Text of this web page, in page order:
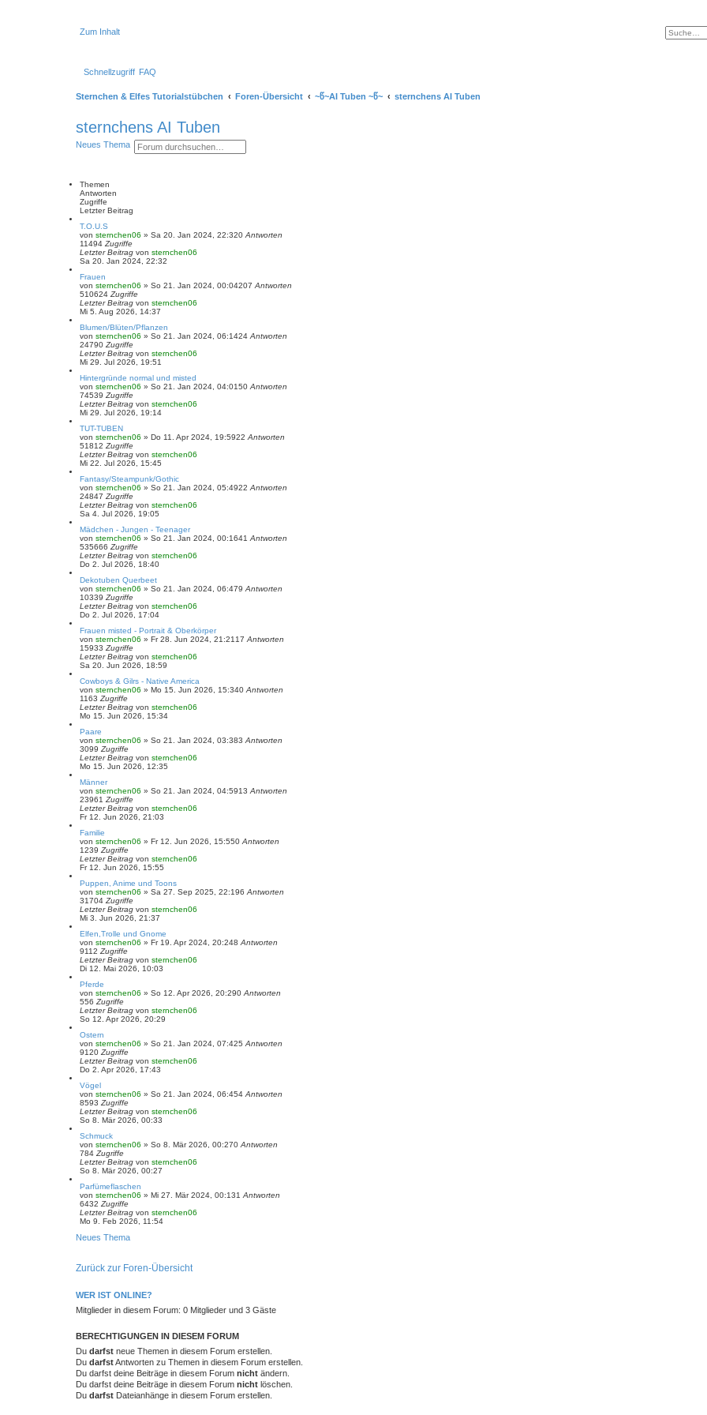
Zum Inhalt
Schnellzugriff FAQ
Sternchen & Elfes Tutorialstübchen Foren-Übersicht ~წ~AI Tuben ~წ~ sternchens AI Tuben
sternchens AI Tuben
Neues Thema S
u
E
r
S
c
h
Themen
Antworten
Zugriffe
Letzter Beitrag
T.O.U.S
von sternchen06 » Sa 20. Jan 2024, 22:320 Antworten
11494 Zugriffe
Letzter Beitrag von sternchen06
Sa 20. Jan 2024, 22:32
Frauen
von sternchen06 » So 21. Jan 2024, 00:04207 Antworten
510624 Zugriffe
Letzter Beitrag von sternchen06
Mi 5. Aug 2026, 14:37
Blumen/Blüten/Pflanzen
von sternchen06 » So 21. Jan 2024, 06:1424 Antworten
24790 Zugriffe
Letzter Beitrag von sternchen06
Mi 29. Jul 2026, 19:51
Hintergründe normal und misted
von sternchen06 » So 21. Jan 2024, 04:0150 Antworten
74539 Zugriffe
Letzter Beitrag von sternchen06
Mi 29. Jul 2026, 19:14
TUT-TUBEN
von sternchen06 » Do 11. Apr 2024, 19:5922 Antworten
51812 Zugriffe
Letzter Beitrag von sternchen06
Mi 22. Jul 2026, 15:45
Fantasy/Steampunk/Gothic
von sternchen06 » So 21. Jan 2024, 05:4922 Antworten
24847 Zugriffe
Letzter Beitrag von sternchen06
Sa 4. Jul 2026, 19:05
Mädchen - Jungen - Teenager
von sternchen06 » So 21. Jan 2024, 00:1641 Antworten
535666 Zugriffe
Letzter Beitrag von sternchen06
Do 2. Jul 2026, 18:40
Dekotuben Querbeet
von sternchen06 » So 21. Jan 2024, 06:479 Antworten
10339 Zugriffe
Letzter Beitrag von sternchen06
Do 2. Jul 2026, 17:04
Frauen misted - Portrait & Oberkörper
von sternchen06 » Fr 28. Jun 2024, 21:21 17 Antworten
15933 Zugriffe
Letzter Beitrag von sternchen06
Sa 20. Jun 2026, 18:59
Cowboys & Gilrs - Native America
von sternchen06 » Mo 15. Jun 2026, 15:340 Antworten
1163 Zugriffe
Letzter Beitrag von sternchen06
Mo 15. Jun 2026, 15:34
Paare
von sternchen06 » So 21. Jan 2024, 03:383 Antworten
3099 Zugriffe
Letzter Beitrag von sternchen06
Mo 15. Jun 2026, 12:35
Männer
von sternchen06 » So 21. Jan 2024, 04:5913 Antworten
23961 Zugriffe
Letzter Beitrag von sternchen06
Fr 12. Jun 2026, 21:03
Familie
von sternchen06 » Fr 12. Jun 2026, 15:550 Antworten
1239 Zugriffe
Letzter Beitrag von sternchen06
Fr 12. Jun 2026, 15:55
Puppen, Anime und Toons
von sternchen06 » Sa 27. Sep 2025, 22:196 Antworten
31704 Zugriffe
Letzter Beitrag von sternchen06
Mi 3. Jun 2026, 21:37
Elfen,Trolle und Gnome
von sternchen06 » Fr 19. Apr 2024, 20:248 Antworten
9112 Zugriffe
Letzter Beitrag von sternchen06
Di 12. Mai 2026, 10:03
Pferde
von sternchen06 » So 12. Apr 2026, 20:290 Antworten
556 Zugriffe
Letzter Beitrag von sternchen06
So 12. Apr 2026, 20:29
Ostern
von sternchen06 » So 21. Jan 2024, 07:425 Antworten
9120 Zugriffe
Letzter Beitrag von sternchen06
Do 2. Apr 2026, 17:43
Vögel
von sternchen06 » So 21. Jan 2024, 06:454 Antworten
8593 Zugriffe
Letzter Beitrag von sternchen06
So 8. Mär 2026, 00:33
Schmuck
von sternchen06 » So 8. Mär 2026, 00:270 Antworten
784 Zugriffe
Letzter Beitrag von sternchen06
So 8. Mär 2026, 00:27
Parfümeflaschen
von sternchen06 » Mi 27. Mär 2024, 00:131 Antworten
6432 Zugriffe
Letzter Beitrag von sternchen06
Mo 9. Feb 2026, 11:54
Neues Thema
Zurück zur Foren-Übersicht
WER IST ONLINE?
Mitglieder in diesem Forum: 0 Mitglieder und 3 Gäste
BERECHTIGUNGEN IN DIESEM FORUM
Du darfst neue Themen in diesem Forum erstellen.
Du darfstAntworten zu Themen in diesem Forum erstellen.
Du darfst deine Beiträge in diesem Forum nicht ändern.
Du darfst deine Beiträge in diesem Forum nicht löschen.
Du darfst Dateianhänge in diesem Forum erstellen.